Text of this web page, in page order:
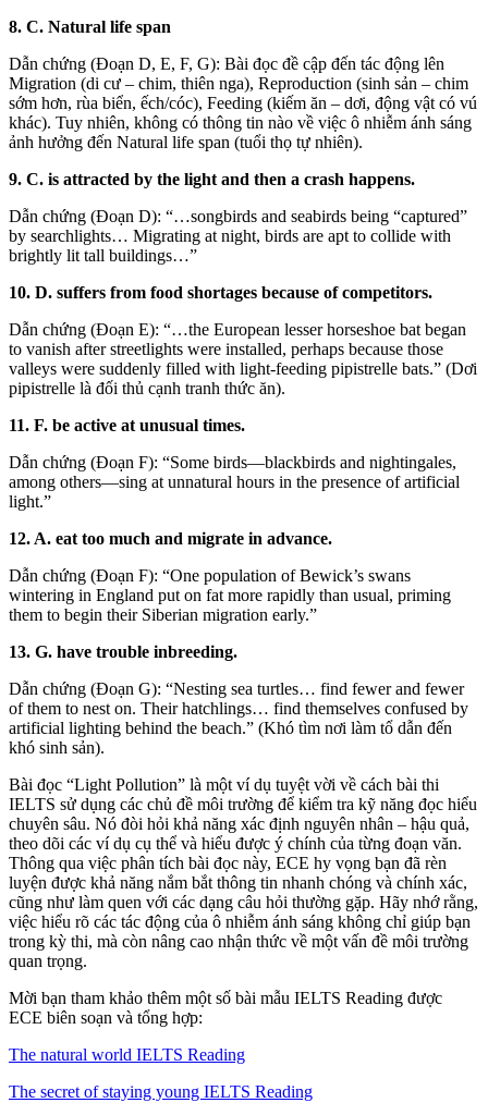
8. C. Natural life span
Dẫn chứng (Đoạn D, E, F, G): Bài đọc đề cập đến tác động lên
Migration (di cư – chim, thiên nga), Reproduction (sinh sản – chim
sớm hơn, rùa biển, ếch/cóc), Feeding (kiếm ăn – dơi, động vật có vú
khác). Tuy nhiên, không có thông tin nào về việc ô nhiễm ánh sáng
ảnh hưởng đến Natural life span (tuổi thọ tự nhiên).
9. C. is attracted by the light and then a crash happens.
Dẫn chứng (Đoạn D): “…songbirds and seabirds being “captured”
by searchlights… Migrating at night, birds are apt to collide with
brightly lit tall buildings…”
10. D. suffers from food shortages because of competitors.
Dẫn chứng (Đoạn E): “…the European lesser horseshoe bat began
to vanish after streetlights were installed, perhaps because those
valleys were suddenly filled with light-feeding pipistrelle bats.” (Dơi
pipistrelle là đối thủ cạnh tranh thức ăn).
11. F. be active at unusual times.
Dẫn chứng (Đoạn F): “Some birds—blackbirds and nightingales,
among others—sing at unnatural hours in the presence of artificial
light.”
12. A. eat too much and migrate in advance.
Dẫn chứng (Đoạn F): “One population of Bewick’s swans
wintering in England put on fat more rapidly than usual, priming
them to begin their Siberian migration early.”
13. G. have trouble inbreeding.
Dẫn chứng (Đoạn G): “Nesting sea turtles… find fewer and fewer
of them to nest on. Their hatchlings… find themselves confused by
artificial lighting behind the beach.” (Khó tìm nơi làm tổ dẫn đến
khó sinh sản).
Bài đọc “Light Pollution” là một ví dụ tuyệt vời về cách bài thi
IELTS sử dụng các chủ đề môi trường để kiểm tra kỹ năng đọc hiểu
chuyên sâu. Nó đòi hỏi khả năng xác định nguyên nhân – hậu quả,
theo dõi các ví dụ cụ thể và hiểu được ý chính của từng đoạn văn.
Thông qua việc phân tích bài đọc này, ECE hy vọng bạn đã rèn
luyện được khả năng nắm bắt thông tin nhanh chóng và chính xác,
cũng như làm quen với các dạng câu hỏi thường gặp. Hãy nhớ rằng,
việc hiểu rõ các tác động của ô nhiễm ánh sáng không chỉ giúp bạn
trong kỳ thi, mà còn nâng cao nhận thức về một vấn đề môi trường
quan trọng.
Mời bạn tham khảo thêm một số bài mẫu IELTS Reading được
ECE biên soạn và tổng hợp:
The natural world IELTS Reading
The secret of staying young IELTS Reading